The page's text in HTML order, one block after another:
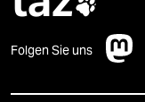

Folgen Sie uns